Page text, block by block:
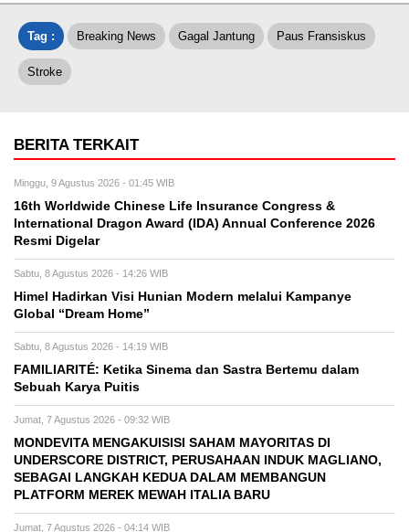
Tag : Breaking News Gagal Jantung Paus Fransiskus
Stroke
BERITA TERKAIT
Minggu, 9 Agustus 2026 - 01:45 WIB
16th Worldwide Chinese Life Insurance Congress &
International Dragon Award (IDA) Annual Conference 2026
Resmi Digelar
Sabtu, 8 Agustus 2026 - 14:26 WIB
Himel Hadirkan Visi Hunian Modern melalui Kampanye
Global “Dream Home”
Sabtu, 8 Agustus 2026 - 14:19 WIB
FAMILIARITÉ: Ketika Sinema dan Sastra Bertemu dalam
Sebuah Karya Puitis
Jumat, 7 Agustus 2026 - 09:32 WIB
MONDEVITA MENGAKUISISI SAHAM MAYORITAS DI
UNDERSCORE DISTRICT, PERUSAHAAN INDUK MAGLIANO,
SEBAGAI LANGKAH KEDUA DALAM MEMBANGUN
PLATFORM MEREK MEWAH ITALIA BARU
Jumat, 7 Agustus 2026 - 04:14 WIB